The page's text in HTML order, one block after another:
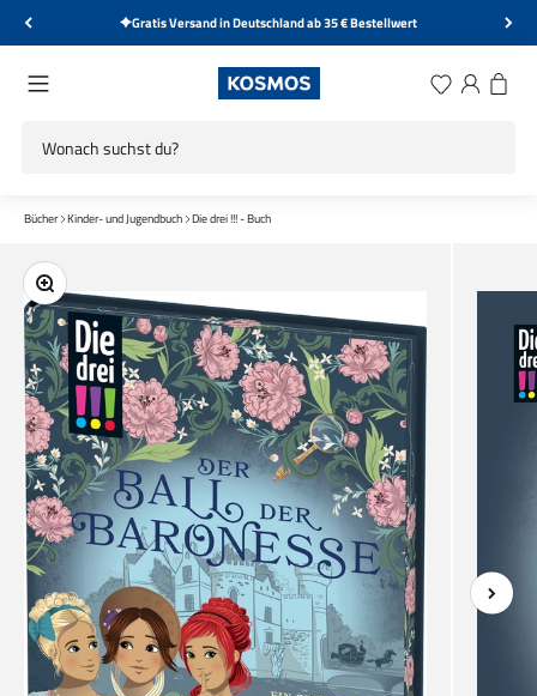
Zum Inhalt springenGratis Versand in Deutschland ab 35 € Bestellwert
Menü KOSMOS Verlag Wunschliste
Anmelden
Bücher Kinder- und Jugendbuch Die drei !!! - Buch
Bild vergrößern